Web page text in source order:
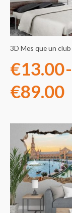
3D Mes que un club
€13.00-
€89.00